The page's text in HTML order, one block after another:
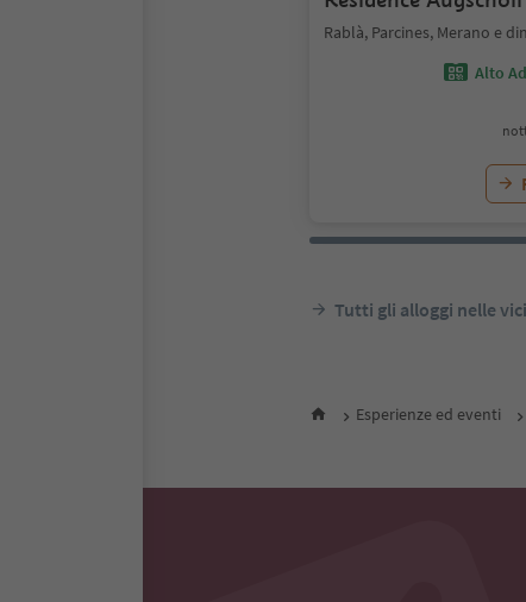
Rablà, Parcines, Merano e
Alto
Tutti gli alloggi nelle
Esperienze ed eventi